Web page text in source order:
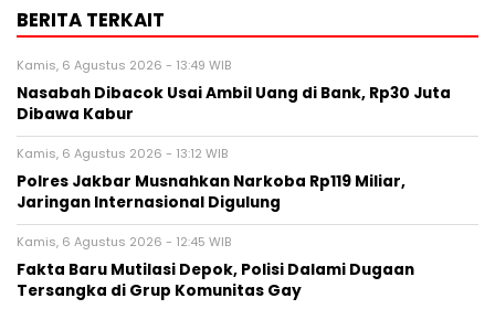
BERITA TERKAIT
Kamis, 6 Agustus 2026 - 13:49 WIB
Nasabah Dibacok Usai Ambil Uang di Bank, Rp30 Juta
Dibawa Kabur
Kamis, 6 Agustus 2026 - 13:12 WIB
Polres Jakbar Musnahkan Narkoba Rp119 Miliar,
Jaringan Internasional Digulung
Kamis, 6 Agustus 2026 - 12:45 WIB
Fakta Baru Mutilasi Depok, Polisi Dalami Dugaan
Tersangka di Grup Komunitas Gay